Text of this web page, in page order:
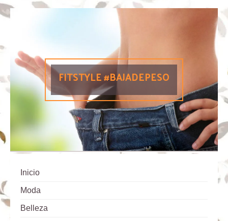
FITSTYLE #BAJADEPESO
Inicio
Moda
Belleza